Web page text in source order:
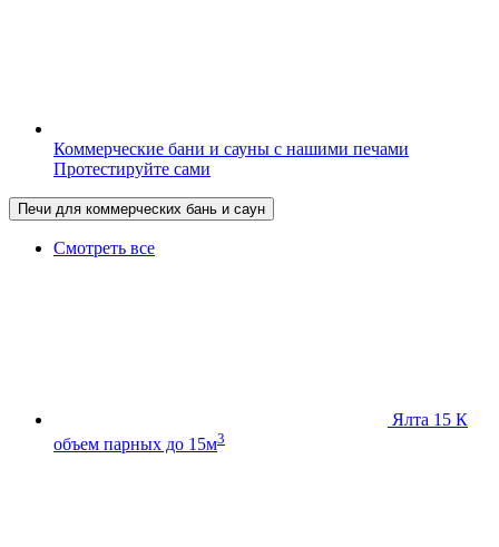
Коммерческие бани и сауны с нашими печами
Протестируйте сами
Печи для коммерческих бань и саун
Смотреть все
Ялта 15 К
объем парных до 15м3